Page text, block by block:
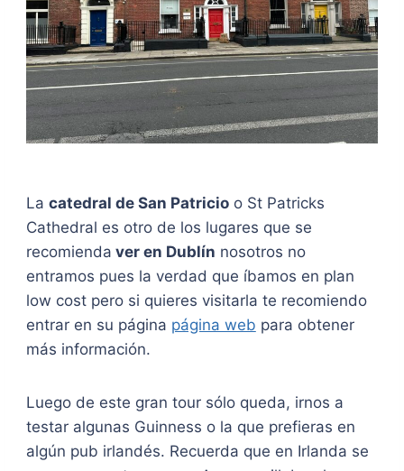
La catedral de San Patricioo St Patricks
Cathedral es otro de los lugares que se
recomienda ver en Dublín nosotros no
entramos pues la verdad que íbamos en plan
low cost pero si quieres visitarla te recomiendo
entrar en su página página web para obtener
más información.
Luego de este gran tour sólo queda, irnos a
testar algunas Guinness o la que prefieras en
algún pub irlandés. Recuerda que en Irlanda se